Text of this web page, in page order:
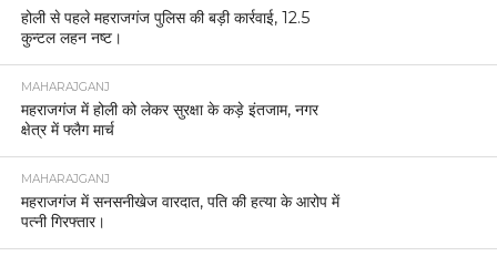
होली से पहले महराजगंज पुलिस की बड़ी कार्रवाई, 12.5
कुन्टल लहन नष्ट।
MAHARAJGANJ
महराजगंज में होली को लेकर सुरक्षा के कड़े इंतजाम, नगर
क्षेत्र में फ्लैग मार्च
MAHARAJGANJ
महराजगंज में सनसनीखेज वारदात, पति की हत्या के आरोप में
पत्नी गिरफ्तार।